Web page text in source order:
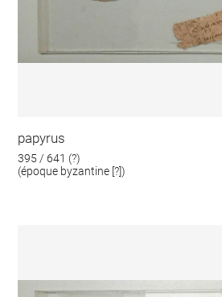
papyrus
395 / 641 (?)
(époque byzantine [?])